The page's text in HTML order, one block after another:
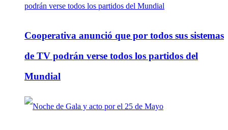
Cooperativa anunció que por todos sus sistemas
de TV podrán verse todos los partidos del
Mundial